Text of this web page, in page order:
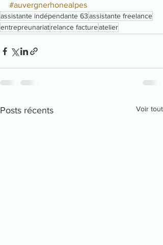
#auvergnerhonealpes
assistante indépendante 63assistante freelance
entrepreunariatrelance factureatelier
Posts récents Voir tout